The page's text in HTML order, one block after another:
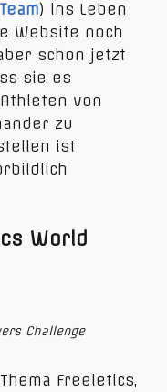
Team) ins Leben
Website noch
schon jetzt
sie es
von
zu
ist
World
Challenge
Freeletics,